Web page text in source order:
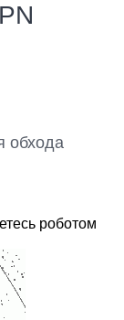
обхода
роботом